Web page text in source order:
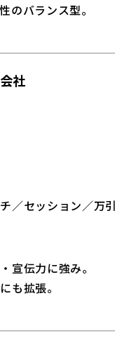
のバランス型。
社
／セッション／万
宣伝力に強み。
も拡張。